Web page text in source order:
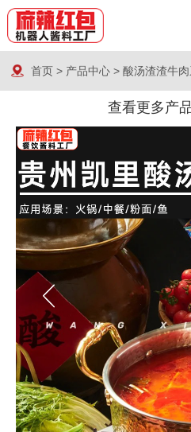
首页> 产品中心> 酸汤渣渣牛肉
查看更多产